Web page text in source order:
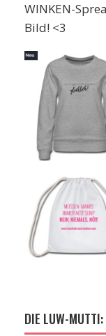
WINKEN-
Bild! <3
DIE LUW-MUTTI: